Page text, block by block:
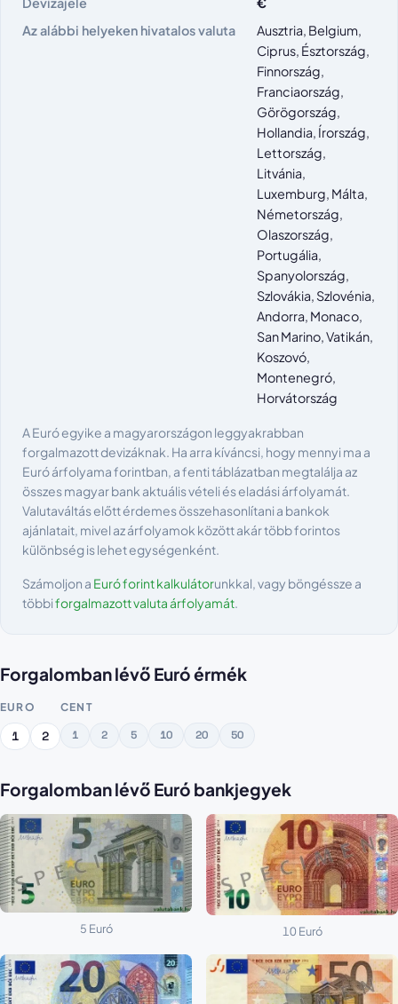
Az alábbi helyeken hivatalos valuta
Ausztria, Belgium,
Ciprus, Észtország,
Finnország,
Franciaország,
Görögország,
Hollandia, Írország,
Lettország,
Litvánia,
Luxemburg, Málta,
Németország,
Olaszország,
Portugália,
Spanyolország,
Szlovákia, Szlovénia,
Andorra, Monaco,
San Marino, Vatikán,
Koszovó,
Montenegró,
Horvátország
A Euró egyike a magyarországon leggyakrabban
forgalmazott devizáknak. Ha arra kíváncsi, hogy mennyi ma a
Euró árfolyama forintban, a fenti táblázatban megtalálja az
összes magyar bank aktuális vételi és eladási árfolyamát.
Valutaváltás előtt érdemes összehasonlítani a bankok
ajánlatait, mivel az árfolyamok között akár több forintos
különbség is lehet egységenként.
Számoljon a Euró forint kalkulátorunkkal, vagy böngéssze a
többiforgalmazott valuta árfolyamát.
Forgalomban lévő Euró érmék
EURO
1 2
CENT
1 2 5 10 20 50
Forgalomban lévő Euró bankjegyek
5 Euró 10 Euró